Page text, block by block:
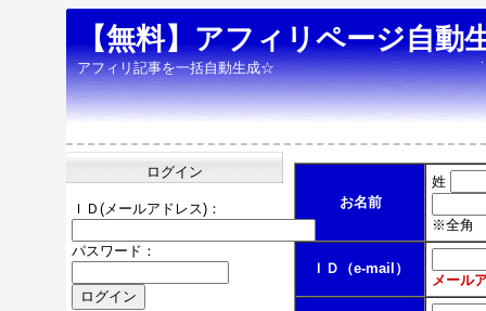
【無料】アフィリページ自動
アフィリ記事を一括自動生成☆
お名前
姓
※全角
ＩＤ（e-mail）
メール
ログイン
ＩＤ(メールアドレス)：
パスワード：